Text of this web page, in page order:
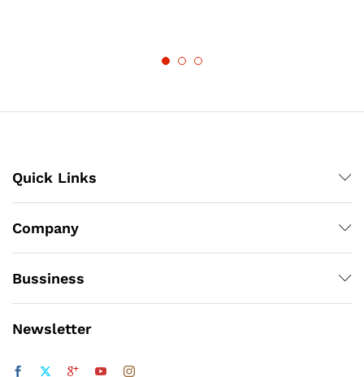
Quick Links
Company
Bussiness
Newsletter